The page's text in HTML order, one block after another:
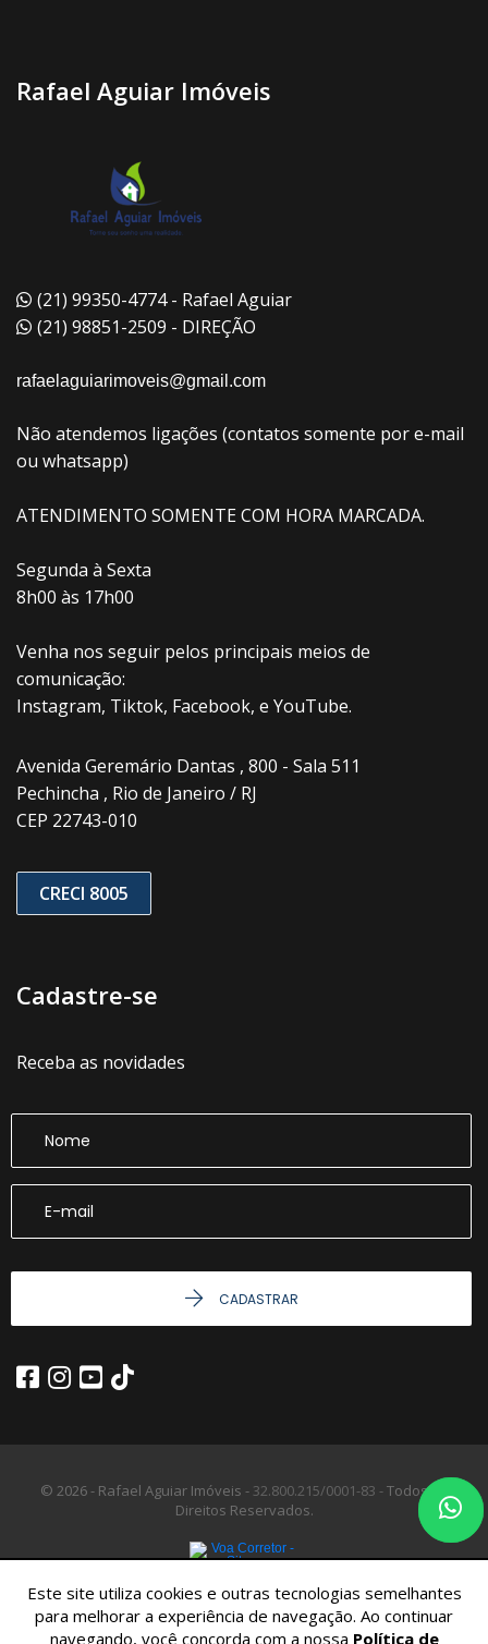
Rafael Aguiar Imóveis
(21) 99350-4774 - Rafael Aguiar
(21) 98851-2509 - DIREÇÃO
rafaelaguiarimoveis@gmail.com
Não atendemos ligações (contatos somente por e-mail
ou whatsapp)
ATENDIMENTO SOMENTE COM HORA MARCADA.
Segunda à Sexta
8h00 às 17h00
Venha nos seguir pelos principais meios de
comunicação:
Instagram, Tiktok, Facebook, e YouTube.
Avenida Geremário Dantas , 800 - Sala 511
Pechincha , Rio de Janeiro / RJ
CEP 22743-010
CRECI 8005
Cadastre-se
Receba as novidades
CADASTRAR
© 2026 - Rafael Aguiar Imóveis - 32.800.215/0001-83 -Todos os
Direitos Reservados.
Este site utiliza cookies e outras tecnologias semelhantes
para melhorar a experiência de navegação. Ao continuar
navegando, você concorda com a nossa Política de